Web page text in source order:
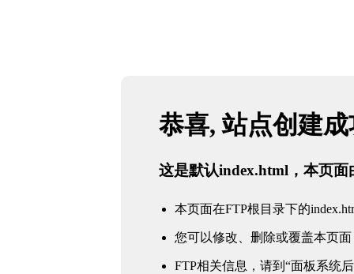
恭喜, 站点创建
这是默认index.html，本页面
本页面在FTP根目录下的
您可以修改、删除或覆盖本页面
FTP相关信息，请到“面板系统